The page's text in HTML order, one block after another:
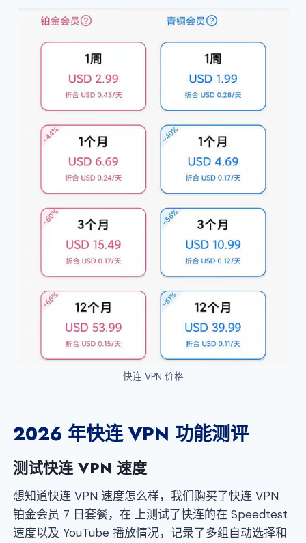
快连 VPN 价格
2026 年快连 VPN 功能测评
测试快连 VPN 速度
想知道快连 VPN 速度怎么样，我们购买了快连 VPN
铂金会员 7 日套餐，在 上测试了快连的在 Speedtest
速度以及 YouTube 播放情况，记录了多组自动选择和